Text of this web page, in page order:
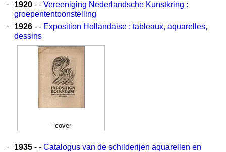
·
1920 - - Vereeniging Nederlandsche Kunstkring :
groepententoonstelling
·
1926 - - Exposition Hollandaise : tableaux, aquarelles,
dessins
- cover
· 1935 - - Catalogus van de schilderijen aquarellen en